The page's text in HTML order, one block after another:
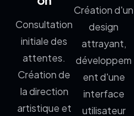
Consultation
initiale des
attentes.
Création de
la direction
artistique et
Création d'un
design
attrayant,
développem
ent d'une
interface
utilisateur